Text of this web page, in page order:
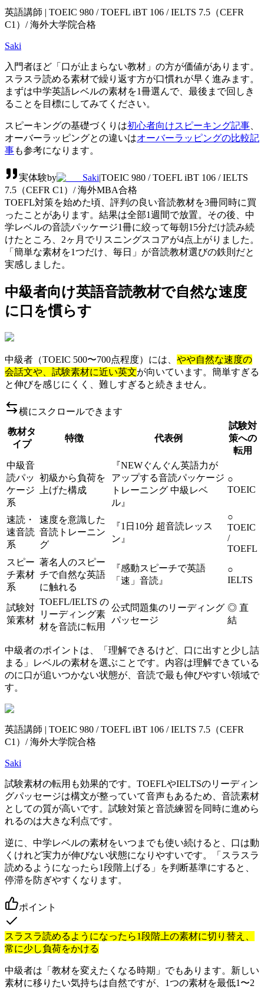
英語講師 | TOEIC 980 / TOEFL iBT 106 / IELTS 7.5（CEFR
C1）/ 海外大学院合格
Saki
入門者ほど「口が止まらない教材」の方が価値があります。
スラスラ読める素材で繰り返す方が口慣れが早く進みます。
まずは中学英語レベルの素材を1冊選んで、最後まで回しき
ることを目標にしてみてください。
スピーキングの基礎づくりは初心者向けスピーキング記事
オーバーラッピングとの違いはオーバーラッピングの比較記
事も参考になります。
実体験by Saki|TOEIC 980 / TOEFL iBT 106 / IELTS
7.5（CEFR C1）/ 海外MBA合格
TOEFL対策を始めた頃、評判の良い音読教材を3冊同時に買
ったことがあります。結果は全部1週間で放置。その後、中
学レベルの音読パッケージ1冊に絞って毎朝15分だけ読み続
けたところ、2ヶ月でリスニングスコアが4点上がりました。
「簡単な素材を1つだけ、毎日」が音読教材選びの鉄則だと
実感しました。
中級者向け英語音読教材で自然な速度
に口を慣らす
中級者（TOEIC 500〜700点程度）には、 やや自然な速度の
会話文や、試験素材に近い英文が向いています。簡単すぎる
と伸びを感じにくく、難しすぎると続きません。
横にスクロールできます
教材タ
イプ
特徴 代表例
試験対
策への
転用
中級音
読パッ
ケージ
系
初級から負荷を
上げた構成
『NEWぐんぐん英語力が
アップする音読パッケージ
トレーニング 中級レベ
ル』
○
TOEIC
速読・
速音読
系
速度を意識した
音読トレーニン
グ
『1日10分 超音読レッス
ン』
○
TOEIC
/
TOEFL
スピー
チ素材
系
著名人のスピー
チで自然な英語
に触れる
『感動スピーチで英語
「速」音読』
○
IELTS
試験対
策素材
TOEFL/IELTS の
リーディング素
材を音読に転用
公式問題集のリーディング
パッセージ
◎ 直
結
中級者のポイントは、「理解できるけど、口に出すと少し詰
まる」レベルの素材を選ぶことです。内容は理解できている
のに口が追いつかない状態が、音読で最も伸びやすい領域で
す。
英語講師 | TOEIC 980 / TOEFL iBT 106 / IELTS 7.5（CEFR
C1）/ 海外大学院合格
Saki
試験素材の転用も効果的です。TOEFLやIELTSのリーディン
グパッセージは構文が整っていて音声もあるため、音読素材
としての質が高いです。試験対策と音読練習を同時に進めら
れるのは大きな利点です。
逆に、中学レベルの素材をいつまでも使い続けると、口は動
くけれど実力が伸びない状態になりやすいです。「スラスラ
読めるようになったら1段階上げる」を判断基準にすると、
停滞を防ぎやすくなります。
ポイント
スラスラ読めるようになったら1段階上の素材に切り替え、
常に少し負荷をかける
中級者は「教材を変えたくなる時期」でもあります。新しい
素材に移りたい気持ちは自然ですが、1つの素材を最低1〜2